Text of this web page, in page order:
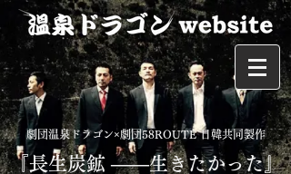
劇団温泉ドラゴン×劇団58ROUTE 日韓共同製作
『長生炭鉱 ――生きたかった』